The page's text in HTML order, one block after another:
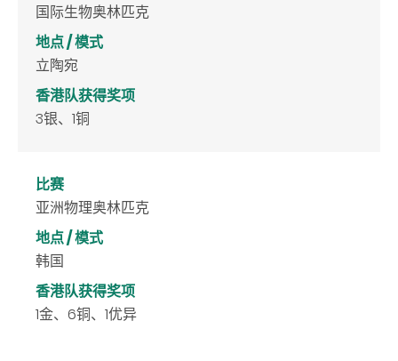
国际生物奥林匹克
地点 / 模式
立陶宛
香港队获得奖项
3银、1铜
比赛
亚洲物理奥林匹克
地点 / 模式
韩国
香港队获得奖项
1金、6铜、1优异